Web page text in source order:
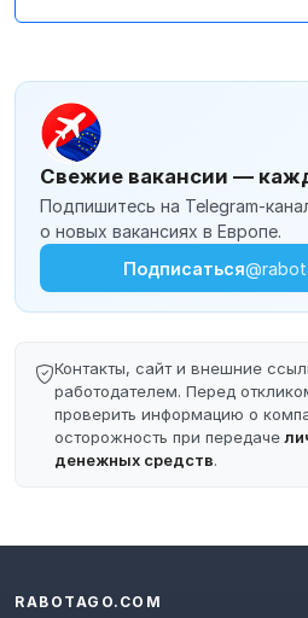
Свежие вакансии —
Подпишитесь на Telegram-
о новых вакансиях в Европе.
Подписаться
Контакты, сайт и внешние
работодателем. Перед
проверить информацию о
осторожность при передаче
денежных средств.
RABOTAGO.COM